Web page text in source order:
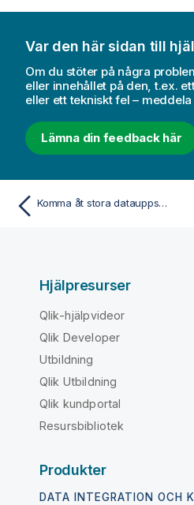
Var den här sidan till
Om du stöter på några
eller innehållet på den, t.ex.
eller ett tekniskt fel – meddela
Lämna din feedback här
Komma åt stora datauppsättningar med Direkt upptäckt
Hjälpresurser
Qlik-hjälpvideor
Qlik Developer
Utbildning
Qlik Utbildning
Qlik kundportal
Resursbibliotek
Produkter
DATA INTEGRATION OCH